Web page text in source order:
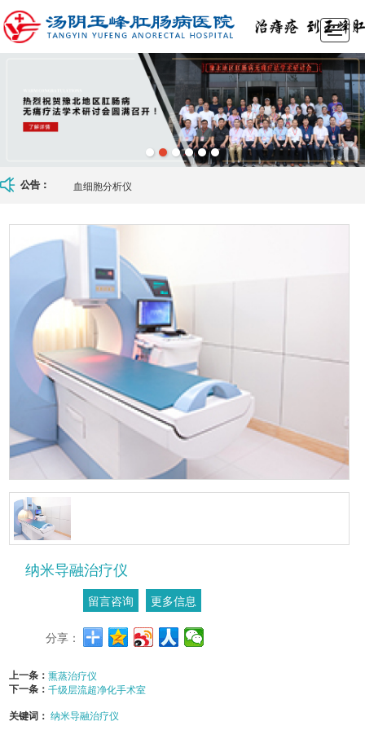
医师团队 医院动态 在线留言 来院路线
公告： 血细胞分析仪
纳米导融治疗仪
留言咨询
更多信息
分享：
上一条： 熏蒸治疗仪
下一条： 千级层流超净化手术室
关键词： 纳米导融治疗仪